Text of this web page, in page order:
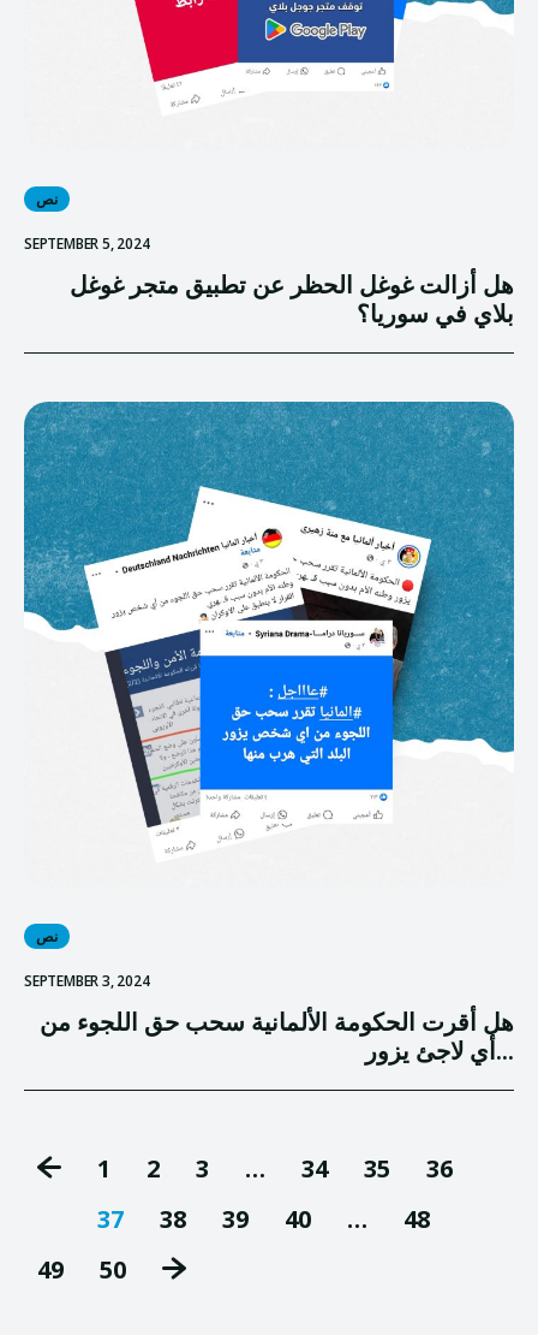
نص
SEPTEMBER 5, 2024
هل أزالت غوغل الحظر عن تطبيق متجر غوغل
بلاي في سوريا؟
نص
SEPTEMBER 3, 2024
هل أقرت الحكومة الألمانية سحب حق اللجوء من
أي لاجئ يزور...
1 2 3 … 34 35
36
37
38 39 40 …
48
49
50